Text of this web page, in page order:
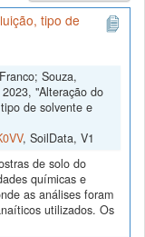
tipo de
Souza,
"Alteração do
de solvente e
, SoilData, V1
de solo do
químicas e
as análises foram
utilizados. Os